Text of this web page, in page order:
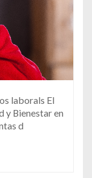
laborals El
y Bienestar en
d